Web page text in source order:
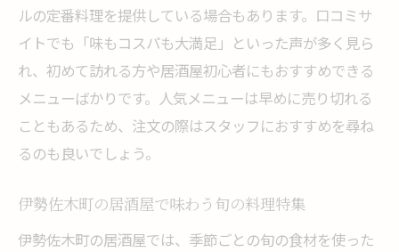
居酒屋で人気のコスパ最強料理特集
安さと美味しさ両立の居酒屋メニュー分析
居酒屋好き必見！伊勢佐木町の逸品料理
居酒屋の逸品料理で本格派の味を満喫しよ
う
逸品揃いの居酒屋メニュー食べ比べ体験記
人気の逸品料理を支える居酒屋の工夫とは
ルの定番料理を提供している場合もあります。口コミサ
イトでも「味もコスパも大満足」といった声が多く見ら
れ、初めて訪れる方や居酒屋初心者にもおすすめできる
メニューばかりです。人気メニューは早めに売り切れる
こともあるため、注文の際はスタッフにおすすめを尋ね
るのも良いでしょう。
伊勢佐木町の居酒屋で味わう旬の料理特集
伊勢佐木町の居酒屋では、季節ごとの旬の食材を使った